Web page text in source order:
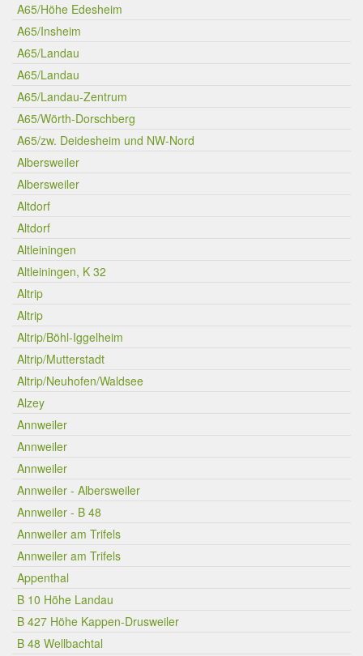
A65/Höhe Edesheim
A65/Insheim
A65/Landau
A65/Landau
A65/Landau-Zentrum
A65/Wörth-Dorschberg
A65/zw. Deidesheim und NW-Nord
Albersweiler
Albersweiler
Altdorf
Altdorf
Altleiningen
Altleiningen, K 32
Altrip
Altrip
Altrip/Böhl-Iggelheim
Altrip/Mutterstadt
Altrip/Neuhofen/Waldsee
Alzey
Annweiler
Annweiler
Annweiler
Annweiler - Albersweiler
Annweiler - B 48
Annweiler am Trifels
Annweiler am Trifels
Appenthal
B 10 Höhe Landau
B 427 Höhe Kappen-Drusweiler
B 48 Wellbachtal